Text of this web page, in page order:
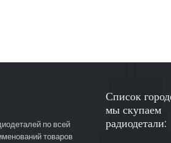
по всей
товаров
Список
мы скупаем
радиодетали: